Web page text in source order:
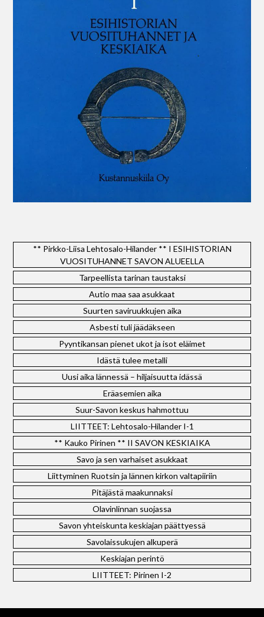
** Pirkko-Liisa Lehtosalo-Hilander ** I ESIHISTORIAN
VUOSITUHANNET SAVON ALUEELLA
Tarpeellista tarinan taustaksi
Autio maa saa asukkaat
Suurten saviruukkujen aika
Asbesti tuli jäädäkseen
Pyyntikansan pienet ukot ja isot eläimet
Idästä tulee metalli
Uusi aika lännessä – hiljaisuutta idässä
Eräasemien aika
Suur-Savon keskus hahmottuu
LIITTEET: Lehtosalo-Hilander I-1
** Kauko Pirinen ** II SAVON KESKIAIKA
Savo ja sen varhaiset asukkaat
Liittyminen Ruotsin ja lännen kirkon valtapiiriin
Pitäjästä maakunnaksi
Olavinlinnan suojassa
Savon yhteiskunta keskiajan päättyessä
Savolaissukujen alkuperä
Keskiajan perintö
LIITTEET: Pirinen I-2